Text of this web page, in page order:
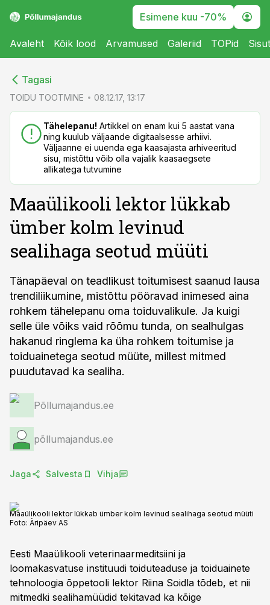
Esimene kuu -70%
Avaleht Kõik lood Arvamused Galeriid TOPid
Tagasi
TOIDU TOOTMINE 08.12.17, 13:17
Tähelepanu! Artikkel on enam kui 5 aastat vana
ning kuulub väljaande digitaalsesse arhiivi.
Väljaanne ei uuenda ega kaasajasta arhiveeritud
sisu, mistõttu võib olla vajalik kaasaegsete
allikatega tutvumine
Maaülikooli lektor lükkab
ümber kolm levinud
sealihaga seotud müüti
Tänapäeval on teadlikust toitumisest saanud lausa
trendiliikumine, mistõttu pööravad inimesed aina
rohkem tähelepanu oma toiduvalikule. Ja kuigi
selle üle võiks vaid rõõmu tunda, on sealhulgas
hakanud ringlema ka üha rohkem toitumise ja
toiduainetega seotud müüte, millest mitmed
puudutavad ka sealiha.
Põllumajandus.ee
põllumajandus.ee
Jaga Salvesta Vihja
Maaülikooli lektor lükkab ümber kolm levinud sealihaga seotud müüti
Foto: Äripäev AS
Eesti Maaülikooli veterinaarmeditsiini ja
loomakasvatuse instituudi toiduteaduse ja toiduainete
tehnoloogia õppetooli lektor Riina Soidla tõdeb, et nii
mitmedki sealihamüüdid tekitavad ka kõige